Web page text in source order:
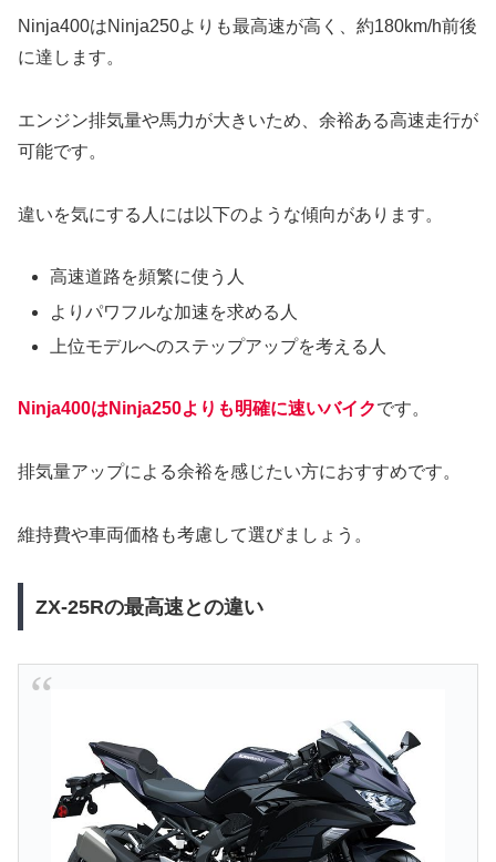
Ninja400はNinja250よりも最高速が高く、約180km/h前後
に達します。
エンジン排気量や馬力が大きいため、余裕ある高速走行が
可能です。
違いを気にする人には以下のような傾向があります。
高速道路を頻繁に使う人
よりパワフルな加速を求める人
上位モデルへのステップアップを考える人
Ninja400はNinja250よりも明確に速いバイクです。
排気量アップによる余裕を感じたい方におすすめです。
維持費や車両価格も考慮して選びましょう。
ZX-25Rの最高速との違い